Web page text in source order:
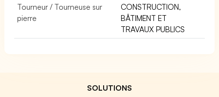
Tourneur / Tourneuse sur
pierre
CONSTRUCTION,
BÂTIMENT ET
TRAVAUX PUBLICS
SOLUTIONS